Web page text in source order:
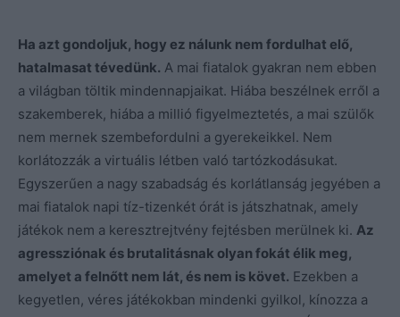
Ha azt gondoljuk, hogy ez nálunk nem fordulhat elő,
hatalmasat tévedünk. A mai fiatalok gyakran nem ebben
a világban töltik mindennapjaikat. Hiába beszélnek erről a
szakemberek, hiába a millió figyelmeztetés, a mai szülők
nem mernek szembefordulni a gyerekeikkel. Nem
korlátozzák a virtuális létben való tartózkodásukat.
Egyszerűen a nagy szabadság és korlátlanság jegyében a
mai fiatalok napi tíz-tizenkét órát is játszhatnak, amely
játékok nem a keresztrejtvény fejtésben merülnek ki. Az
agressziónak és brutalitásnak olyan fokát élik meg,
amelyet a felnőtt nem lát, és nem is követ. Ezekben a
kegyetlen, véres játékokban mindenki gyilkol, kínozza a